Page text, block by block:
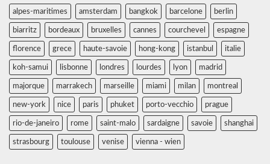
alpes-maritimes amsterdam bangkok barcelone berlin
biarritz bordeaux bruxelles cannes courchevel espagne
florence grece haute-savoie hong-kong istanbul italie
koh-samui lisbonne londres lourdes lyon madrid
majorque marrakech marseille miami milan montreal
new-york nice paris phuket porto-vecchio prague
rio-de-janeiro rome saint-malo sardaigne savoie shanghai
strasbourg toulouse venise vienna - wien